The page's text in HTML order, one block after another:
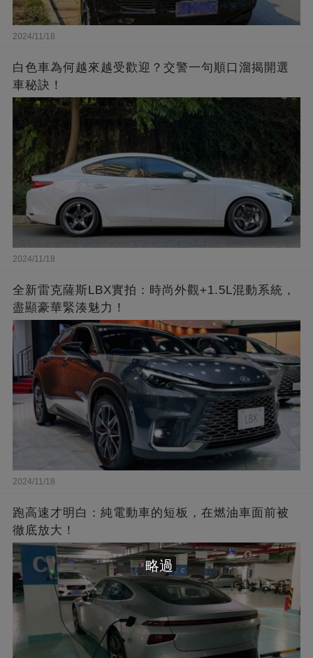
2024/11/18
白色車為何越來越受歡迎？交警一句順口溜揭開選
車秘訣！
2024/11/18
全新雷克薩斯LBX實拍：時尚外觀+1.5L混動系統，
盡顯豪華緊湊魅力！
2024/11/18
跑高速才明白：純電動車的短板，在燃油車面前被
徹底放大！
略過